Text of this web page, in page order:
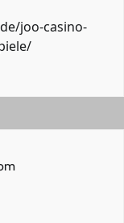
joo-casino-